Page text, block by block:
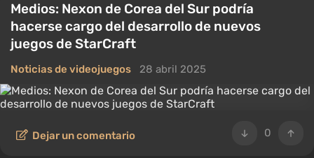
Medios: Nexon de Corea del Sur podría
hacerse cargo del desarrollo de nuevos
juegos de StarCraft
Noticias de videojuegos 28 abril 2025
0
Dejar un comentario